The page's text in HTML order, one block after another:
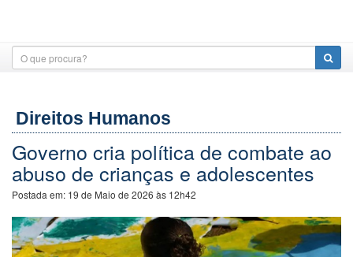
Direitos Humanos
Governo cria política de combate ao
abuso de crianças e adolescentes
Postada em: 19 de Maio de 2026 às 12h42